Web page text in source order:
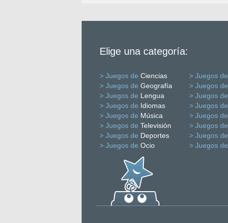
Elige una categoría:
> Juegos de Ciencias > Juegos de
> Juegos de Geografía > Juegos de
> Juegos de Lengua > Juegos de
> Juegos de Idiomas > Juegos de
> Juegos de Música > Juegos de
> Juegos de Televisión > Juegos de
> Juegos de Deportes > Juegos de
> Juegos de Ocio > Juegos de